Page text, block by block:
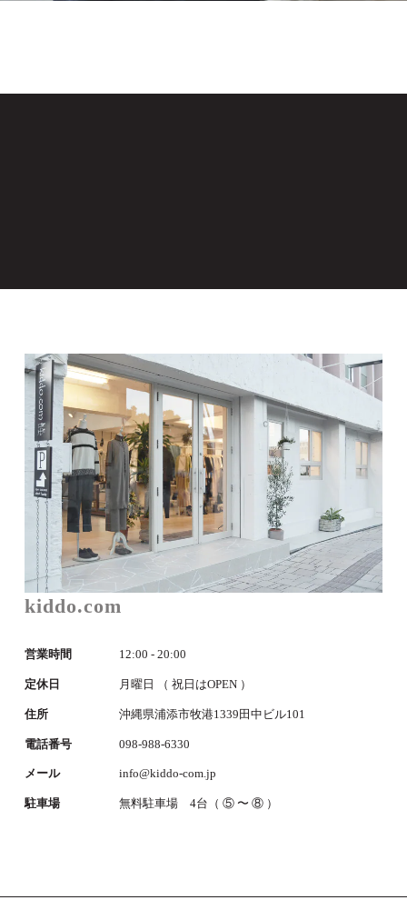
kiddo.com
営業時間 12:00 - 20:00
定休日 月曜日 （ 祝日はOPEN ）
住所 沖縄県浦添市牧港1339田中ビル101
電話番号 098-988-6330
メール info@kiddo-com.jp
駐車場 無料駐車場 4台（ ⑤ 〜 ⑧ ）